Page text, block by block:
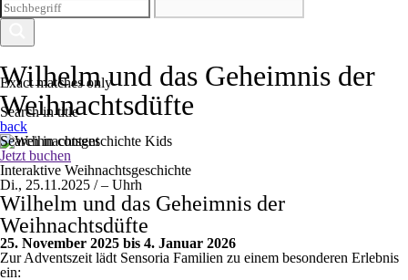
Exact matches only
Search in title
Search in content
Wilhelm und das Geheimnis der
Weihnachtsdüfte
back
Jetzt buchen
Interaktive Weihnachtsgeschichte
Di., 25.11.2025 / – Uhrh
Wilhelm und das Geheimnis der
Weihnachtsdüfte
25. November 2025 bis 4. Januar 2026
Zur Adventszeit lädt Sensoria Familien zu einem besonderen Erlebnis
ein: